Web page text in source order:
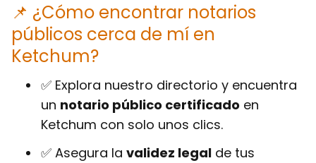
📌 ¿Cómo encontrar notarios
públicos cerca de mí en
Ketchum?
✅ Explora nuestro directorio y encuentra
un notario público certificado en
Ketchum con solo unos clics.
✅ Asegura la validez legal de tus